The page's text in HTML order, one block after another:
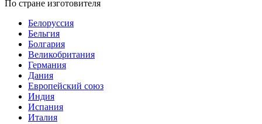
По стране изготовителя
Белоруссия
Бельгия
Болгария
Великобритания
Германия
Дания
Европейский союз
Индия
Испания
Италия